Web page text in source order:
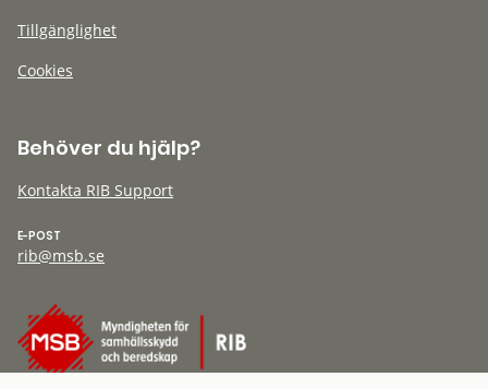
Tillgänglighet
Cookies
Behöver du hjälp?
Kontakta RIB Support
E-POST
rib@msb.se